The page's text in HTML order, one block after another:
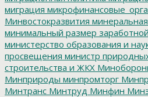
миграция
Минвостокразвития
минимальный размер
министерство образования и
просвещения министр
строительства и ЖКХ
Минприроды минпромторг
Минтранс Минтруд Минфин